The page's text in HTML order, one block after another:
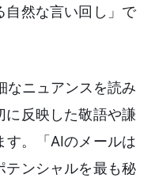
自然な言い回し」で
なニュアンスを読み
に反映した敬語や謙
す。「AIのメールは
テンシャルを最も秘